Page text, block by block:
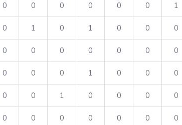
0 0 0 0 0 0 1
0 1 0 1 0 0 0
0 0 0 0 0 0 0
0 0 0 1 0 0 0
0 0 1 0 0 0 0
0 0 0 0 0 0 0